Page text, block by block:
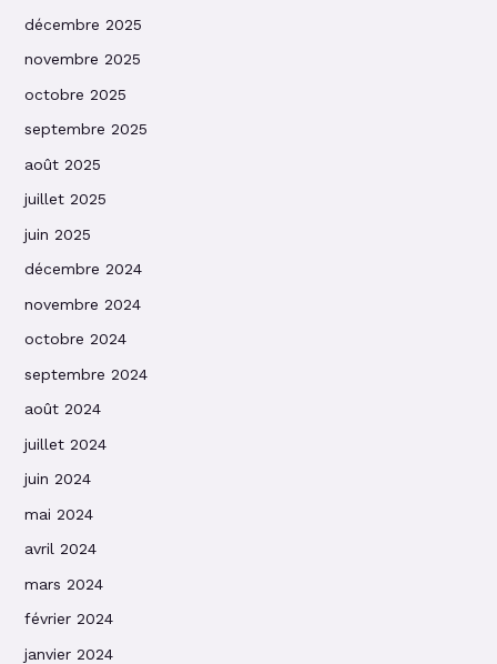
décembre 2025
novembre 2025
octobre 2025
septembre 2025
août 2025
juillet 2025
juin 2025
décembre 2024
novembre 2024
octobre 2024
septembre 2024
août 2024
juillet 2024
juin 2024
mai 2024
avril 2024
mars 2024
février 2024
janvier 2024